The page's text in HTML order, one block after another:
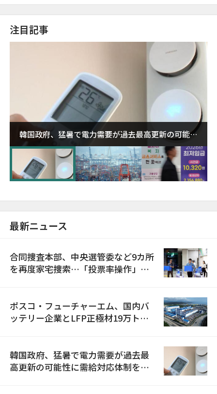
注目記事
韓国政府、猛暑で電力需要が過去最高更新の可能性
に需給対応体制を点検
最新ニュース
合同捜査本部、中央選管委など9カ所
を再度家宅捜索…「投票率操作」の
ポスコ・フューチャーエム、国内バ
ッテリー企業とLFP正極材19万トン
韓国政府、猛暑で電力需要が過去最
高更新の可能性に需給対応体制を点